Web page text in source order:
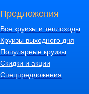
Предложения
Все круизы и теплоходы
Круизы выходного дня
Популярные круизы
Скидки и акции
Спецпредложения